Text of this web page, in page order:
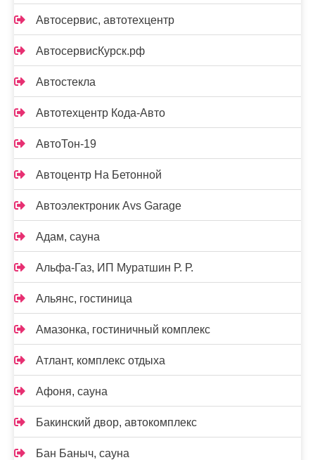
Автосервис, автотехцентр
АвтосервисКурск.рф
Автостекла
Автотехцентр Кода-Авто
АвтоТон-19
Автоцентр На Бетонной
Автоэлектроник Avs Garage
Адам, сауна
Альфа-Газ, ИП Муратшин Р. Р.
Альянс, гостиница
Амазонка, гостиничный комплекс
Атлант, комплекс отдыха
Афоня, сауна
Бакинский двор, автокомплекс
Бан Баныч, сауна